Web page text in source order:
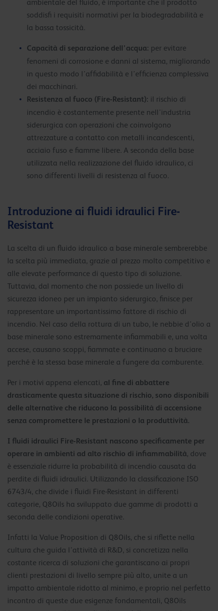
ambientale del fluido, è importante che il prodotto
soddisfi i requisiti normativi per la biodegradabilità e
la bassa tossicità.
Capacità di separazione dell’acqua: per evitare
fenomeni di corrosione e danni al sistema, migliorando
in questo modo l’affidabilità e l’efficienza complessiva
dei macchinari.
Resistenza al fuoco (Fire-Resistant): il rischio di
incendio è costantemente presente nell’industria
siderurgica con operazioni che coinvolgono
attrezzature a contatto con metalli incandescenti,
acciaio fuso e fiamme libere. A seconda della base
utilizzata nella realizzazione del fluido idraulico, ci
sono differenti livelli di resistenza al fuoco.
Introduzione ai fluidi idraulici Fire-
Resistant
La scelta di un fluido idraulico a base minerale sembrerebbe
la scelta più immediata, grazie al prezzo molto competitivo e
alle elevate performance di questo tipo di soluzione.
Tuttavia, dal momento che non possiede un livello di
sicurezza idoneo per un impianto siderurgico, finisce per
rappresentare un importantissimo fattore di rischio di
incendio. Nel caso della rottura di un tubo, le nebbie d’olio a
base minerale sono estremamente infiammabili e, una volta
accese, causano scoppi, fiammate e continuano a bruciare
perché è la stessa base minerale a fungere da comburente.
Per i motivi appena elencati, al fine di abbattere
drasticamente questa situazione di rischio, sono disponibili
delle alternative che riducono la possibilità di accensione
senza compromettere le prestazioni o la produttività.
I fluidi idraulici Fire-Resistant nascono specificamente per
operare in ambienti ad alto rischio di infiammabilità, dove
è essenziale ridurre la probabilità di incendio causata da
perdite di fluidi idraulici. Utilizzando la classificazione ISO
6743/4, che divide i fluidi Fire-Resistant in differenti
categorie, Q8Oils ha sviluppato due gamme di prodotti a
seconda delle condizioni operative.
Infatti la Value Proposition di Q8Oils, che si riflette nella
cultura che guida l’attività di R&D, si concretizza nella
costante ricerca di soluzioni che garantiscano ai propri
clienti prestazioni di livello sempre più alto, unite a un
impatto ambientale ridotto al minimo, e proprio nel perfetto
incontro di queste due esigenze fondamentali, Q8Oils